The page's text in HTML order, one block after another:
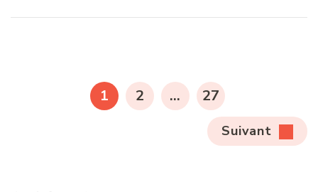
publicationsPAGE
1 PAGE
2 … PAGE
27
Suivant